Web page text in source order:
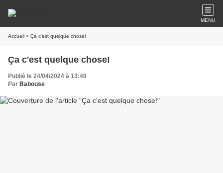
MENU
Accueil » Ça c'est quelque chose!
Ça c'est quelque chose!
Publié le 24/04/2024 à 13:48
Par Babouse